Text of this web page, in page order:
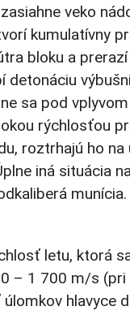
veko
kumulatívny
bloku a
detonáciu
sa pod
rýchlosťou
roztrhajú ho na
iná situácia
munícia.
letu, ktorá
– 1 700 m/s (pri
hlavyce